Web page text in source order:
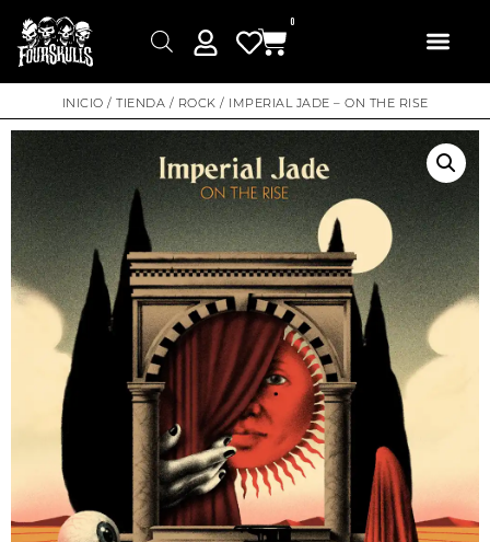
0
INICIO / TIENDA / ROCK / IMPERIAL JADE – ON THE RISE